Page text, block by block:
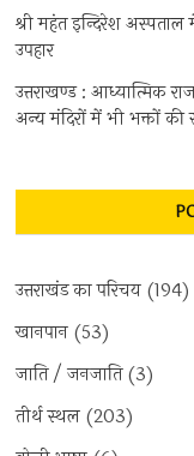
श्री महंत इन्दिरेश
उपहार
उत्तराखण्ड : आध्यात्मिक
अन्य मंदिरों में भी भक्तों की
उत्तराखंड का परिचय (194)
खानपान (53)
जाति / जनजाति(3)
तीर्थ स्थल (203)